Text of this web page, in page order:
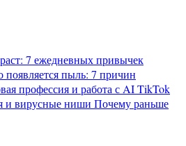
7 ежедневных привычек
пыль: 7 причин
профессия и работа с AITikTok
и вирусные ниши Почему раньше